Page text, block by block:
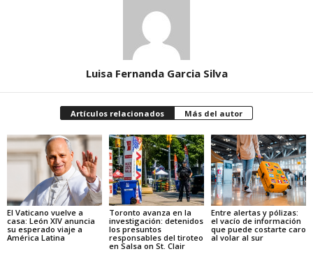
Luisa Fernanda Garcia Silva
Artículos relacionados Más del autor
El Vaticano vuelve a
casa: León XIV anuncia
su esperado viaje a
América Latina
Toronto avanza en la
investigación: detenidos
los presuntos
responsables del tiroteo
en Salsa on St. Clair
Entre alertas y pólizas:
el vacío de información
que puede costarte caro
al volar al sur